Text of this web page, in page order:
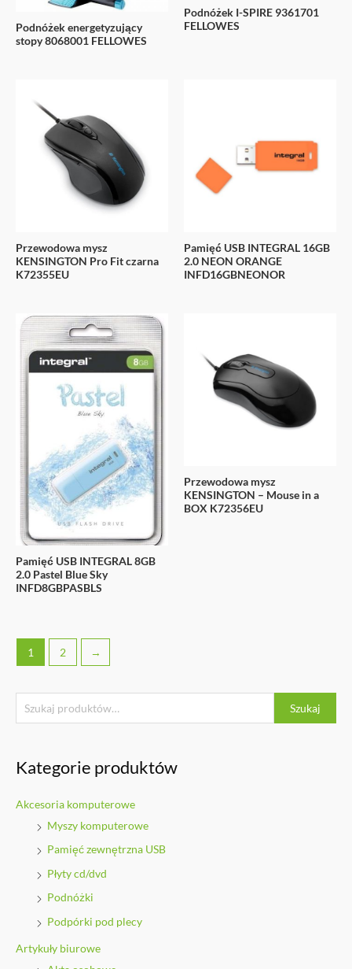
Szukaj
Kategorie produktów
Akcesoria komputerowe
Myszy komputerowe
Pamięć zewnętrzna USB
Płyty cd/dvd
Podnóżki
Podpórki pod plecy
Artykuły biurowe
Podnóżek energetyzujący
stopy 8068001 FELLOWES
Podnóżek I-SPIRE 9361701
FELLOWES
Przewodowa mysz
KENSINGTON Pro Fit czarna
K72355EU
Pamięć USB INTEGRAL 16GB
2.0 NEON ORANGE
INFD16GBNEONOR
Pamięć USB INTEGRAL 8GB
2.0 Pastel Blue Sky
INFD8GBPASBLS
Przewodowa mysz
KENSINGTON – Mouse in a
BOX K72356EU
1 2 →